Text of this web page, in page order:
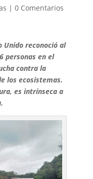
| 0 Comentarios
Unido reconoció al
personas en el
contra la
los ecosistemas.
es intrínseca a